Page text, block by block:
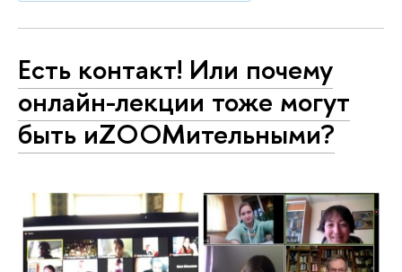
Есть контакт! Или почему
онлайн-лекции тоже могут
быть иZOOMительными?